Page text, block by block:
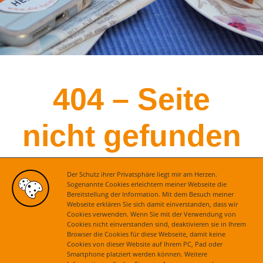
Der Schutz ihrer Privatsphäre liegt mir am Herzen.
Sogenannte Cookies erleichtern meiner Webseite die
Bereitstellung der Information. Mit dem Besuch meiner
Webseite erklären Sie sich damit einverstanden, dass wir
Cookies verwenden. Wenn Sie mit der Verwendung von
Cookies nicht einverstanden sind, deaktivieren sie in Ihrem
Browser die Cookies für diese Webseite, damit keine
Cookies von dieser Website auf Ihrem PC, Pad oder
Smartphone platziert werden können. Weitere
404 – Seite
nicht gefunden
Leider existiert die von Ihnen gesuchte Seite nicht
mehr. Hier geht es zurStartseite.